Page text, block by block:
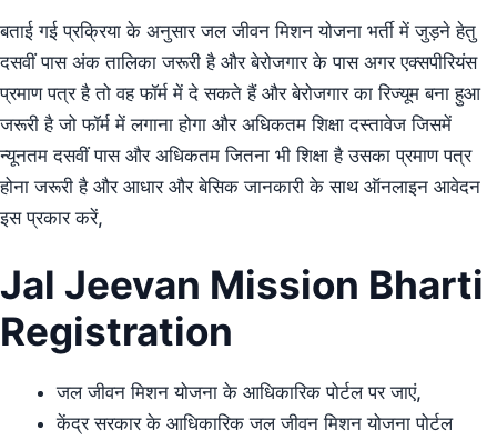
बताई गई प्रक्रिया के अनुसार जल जीवन मिशन योजना भर्ती में जुड़ने हेतु
दसवीं पास अंक तालिका जरूरी है और बेरोजगार के पास अगर एक्सपीरियंस
प्रमाण पत्र है तो वह फॉर्म में दे सकते हैं और बेरोजगार का रिज्यूम बना हुआ
जरूरी है जो फॉर्म में लगाना होगा और अधिकतम शिक्षा दस्तावेज जिसमें
न्यूनतम दसवीं पास और अधिकतम जितना भी शिक्षा है उसका प्रमाण पत्र
होना जरूरी है और आधार और बेसिक जानकारी के साथ ऑनलाइन आवेदन
इस प्रकार करें,
Jal Jeevan Mission Bharti
Registration
जल जीवन मिशन योजना के आधिकारिक पोर्टल पर जाएं,
केंद्र सरकार के आधिकारिक जल जीवन मिशन योजना पोर्टल